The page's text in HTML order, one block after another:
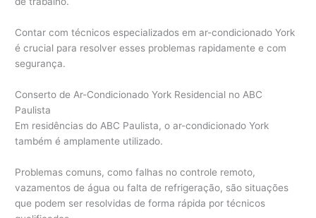
Contar com técnicos especializados em ar-condicionado York
é crucial para resolver esses problemas rapidamente e com
segurança.
Conserto de Ar-Condicionado York Residencial no ABC
Paulista
Em residências do ABC Paulista, o ar-condicionado York
também é amplamente utilizado.
Problemas comuns, como falhas no controle remoto,
vazamentos de água ou falta de refrigeração, são situações
que podem ser resolvidas de forma rápida por técnicos